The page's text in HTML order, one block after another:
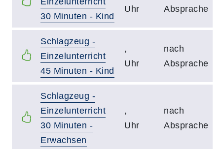
30 Minuten - Kind
Uhr
Absprache
Schlagzeug -
Einzelunterricht
45 Minuten - Kind
,
Uhr
nach
Absprache
Schlagzeug -
Einzelunterricht
30 Minuten -
Erwachsen
,
Uhr
nach
Absprache